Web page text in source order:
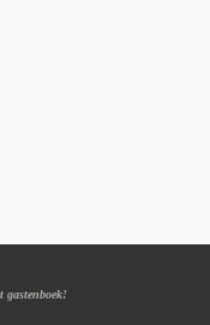
gastenboek!